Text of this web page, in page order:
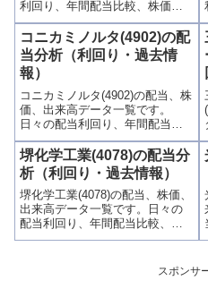
利回り、年間配当比較、株価や
出来高との関連、高額配当目的
の買い時チャンスなど、表とグ
ラフでわかりやすく掲載、配当
利回りランキングも参考に！
コニカミノルタ(4902)の配
当分析（利回り・過去情
報）
コニカミノルタ(4902)の配当、株
価、出来高データ一覧です。
日々の配当利回り、年間配当比
較、株価や出来高との関連、高
額配当目的の買い時チャンスな
ど、表とグラフでわかりやすく
掲載、配当利回りランキングも
参考に！
堺化学工業(4078)の配当分
析（利回り・過去情報）
堺化学工業(4078)の配当、株価、
出来高データ一覧です。日々の
配当利回り、年間配当比較、株
価や出来高との関連、高額配当
とグラフでわかりやすく掲載、
スポンサ